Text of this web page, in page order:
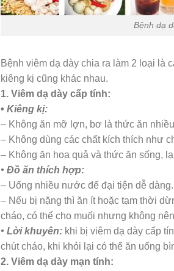
Bệnh dạ
Bệnh viêm dạ dày chia ra làm 2 loại là
kiêng kị cũng khác nhau.
1. Viêm dạ dày cấp tính:
• Kiêng kị:
– Không ăn mỡ lợn, bơ là thức ăn
– Không dùng các chất kích thích như
– Không ăn hoa quả và thức ăn sống,
• Đồ ăn thích hợp:
– Uống nhiều nước để đại tiện dễ dàng.
– Nếu bị nặng thì ăn ít hoặc tạm thời
cháo, có thể cho muối nhưng không
• Lời khuyên: khi bị viêm dạ dày cấp
chút cháo, khi khỏi lại có thể ăn uống
2. Viêm dạ dày mạn tính: